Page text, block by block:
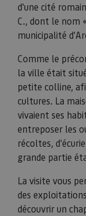
d'une cité
C., dont le nom
municipalité
Comme le
la ville était
petite colline,
cultures. La
vivaient ses
entreposer les
récoltes,
grande partie
La visite vous
des
découvrir un